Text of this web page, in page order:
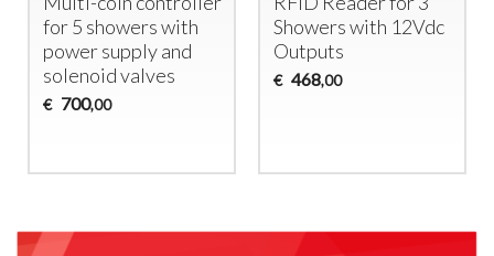
for 5 showers with
power supply and
solenoid valves
€ 700,00
Showers with 12Vdc
Outputs
€ 468,00